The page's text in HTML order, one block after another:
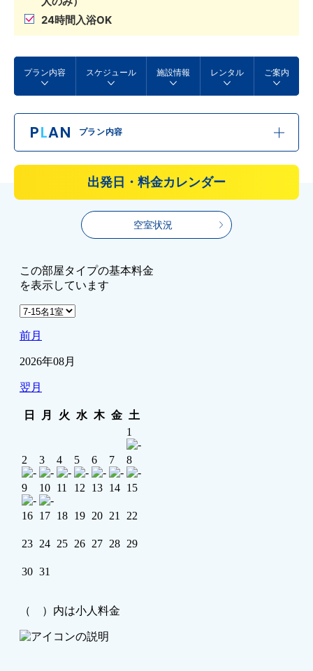
24時間入浴OK
プラン内容 スケジュール 施設情報 レンタル ご案内
PLAN プラン内容
出発日・料金カレンダー
空室状況